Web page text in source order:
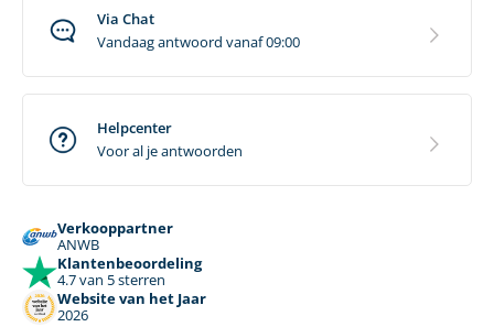
Aanbevolen maximale snelheid
Via Chat
Vandaag antwoord vanaf 09:00
Helpcenter
Voor al je antwoorden
Verkooppartner
ANWB
Klantenbeoordeling
4.7 van 5 sterren
Website van het Jaar
2026